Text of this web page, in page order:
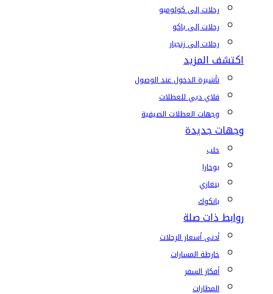
رحلات إلى كولومبو
رحلات إلى باكو
رحلات إلى زنجبار
اكتشف المزيد
تأشيرة الدخول عند الوصول
فلاي دبي للعطلات
وجهات العطلات الصيفية
وجهات جديدة
حلب
بوخارا
بنغازي
بانكوك
روابط ذات صلة
أدنى أسعار الرحلات
خارطة المسارات
أفكار السفر
المطارات